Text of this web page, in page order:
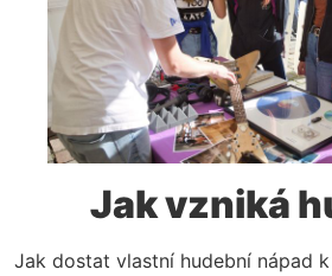
Jak vzniká
Jak dostat vlastní hudební nápad